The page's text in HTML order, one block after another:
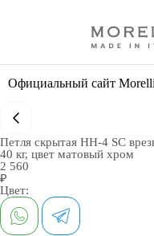
Официальный сайт
Петля скрытая HH-4 SC
40 кг, цвет матовый хром
2 560
₽
Цвет: